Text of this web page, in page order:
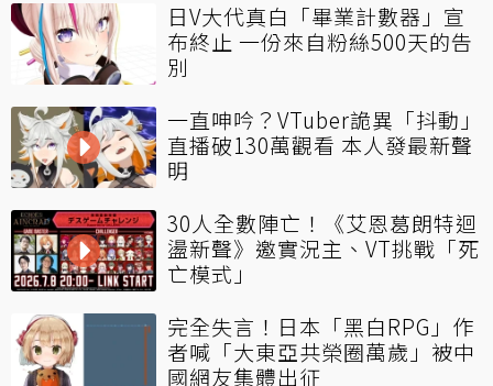
日V大代真白「畢業計數器」宣
布終止 一份來自粉絲500天的告
別
一直呻吟？VTuber詭異「抖動」
直播破130萬觀看 本人發最新聲
明
30人全數陣亡！《艾恩葛朗特迴
盪新聲》邀實況主、VT挑戰「死
亡模式」
完全失言！日本「黑白RPG」作
者喊「大東亞共榮圈萬歲」被中
國網友集體出征